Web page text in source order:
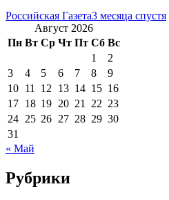
Российская Газета3 месяца спустя
Август 2026
Пн Вт Ср Чт Пт Сб Вс
1
2
3
4 5 6 7 8
9
10 11 12 13 14 15 16
17 18 19 20 21 22 23
24 25 26 27 28 29 30
31
« Май
Рубрики